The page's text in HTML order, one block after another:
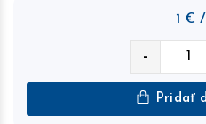
1 € /
-
Pridať